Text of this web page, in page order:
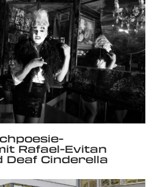
Rafael-Evitan
Deaf Cinderella